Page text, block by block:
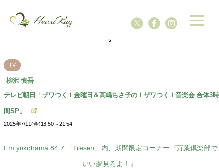
s
TV
柳沢 慎吾
テレビ朝日「ザワつく！金曜日＆高嶋ちさ子の！ザワつく！音楽会 合体3時
間SP」
2025年7/11(金)18:50～21:54
Fm yokohama 84.7 「Tresen」内、期間限定コーナー『万葉倶楽部で
いい夢見ろよ！』